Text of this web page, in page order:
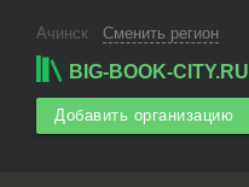
Ачинск Сменить регион
BIG-BOOK-CITY.RU
Добавить организацию